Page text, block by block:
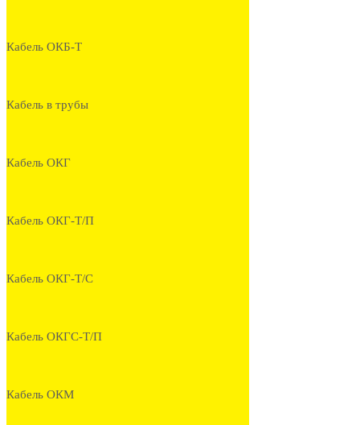
Кабель ОКБ-Т
Кабель в трубы
Кабель ОКГ
Кабель ОКГ-Т/П
Кабель ОКГ-Т/С
Кабель ОКГС-Т/П
Кабель ОКМ